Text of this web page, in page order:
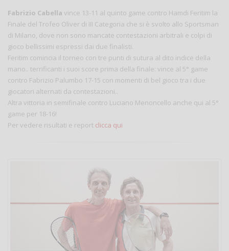
Fabrizio Cabella vince 13-11 al quinto game contro Hamdi Feritim la
Finale del Trofeo Oliver di III Categoria che si è svolto allo Sportsman
di Milano, dove non sono mancate contestazioni arbitrali e colpi di
gioco bellissimi espressi dai due finalisti.
Feritim comincia il torneo con tre punti di sutura al dito indice della
mano.. terrificanti i suoi score prima della finale: vince al 5° game
contro Fabrizio Palumbo 17-15 con momenti di bel gioco tra i due
giocatori alternati da contestazioni..
Altra vittoria in semifinale contro Luciano Menoncello anche qui al 5°
game per 18-16!
Per vedere risultati e report clicca qui